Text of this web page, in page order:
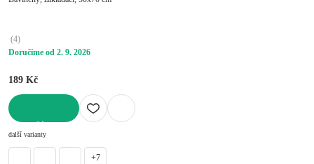
(4)
Doručíme od 2. 9. 2026
189 Kč
další varianty
+7